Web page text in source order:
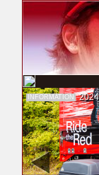
INFORMATION